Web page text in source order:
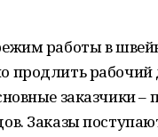
работы в
рабочий
заказчики –
Заказы